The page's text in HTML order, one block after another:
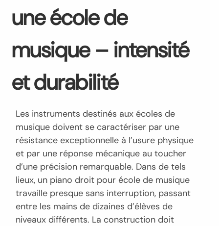
une école de
musique – intensité
et durabilité
Les instruments destinés aux écoles de
musique doivent se caractériser par une
résistance exceptionnelle à l’usure physique
et par une réponse mécanique au toucher
d’une précision remarquable. Dans de tels
lieux, un piano droit pour école de musique
travaille presque sans interruption, passant
entre les mains de dizaines d’élèves de
niveaux différents. La construction doit